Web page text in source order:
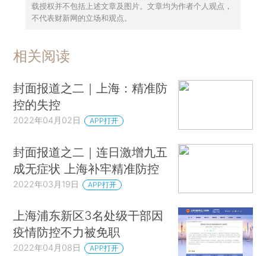
载授权并不包括上述文章及图片。文章均为作者个人观点，
不代表财新网的立场和观点。
相关阅读
封面报道之二｜上海：精准防
控的失控
2022年04月02日 APP打开
封面报道之二｜连日激增九五
成无症状 上海补牢精准防控
2022年03月19日 APP打开
上海浦东新区3名处级干部因
疫情防控不力被免职
2022年04月08日 APP打开